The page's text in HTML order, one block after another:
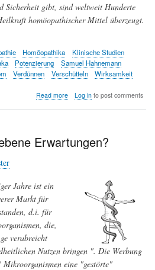
Sicherheit gibt, sind weltweit Hunderte
homöopathischer Mittel überzeugt.
Homöopathika
Klinische Studien
Potenzierung
Samuel Hahnemann
Verdünnen Verschütteln Wirksamkeit
Read moreabout
Vormarsch
Log into post comments
Erwartungen?
Jahre ist ein
Markt für
d.i. für
die,
verabreicht
Nutzen bringen ". Die Werbung
eine "gestörte"